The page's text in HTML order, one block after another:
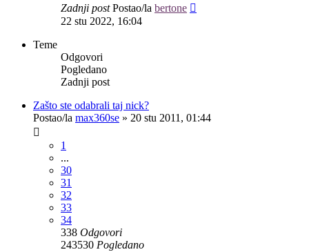
Zadnji postPostao/la bertone
22 stu 2022, 16:04
Teme
Odgovori
Pogledano
Zadnji post
Zašto ste odabrali taj nick?
Postao/la max360se » 20 stu 2011, 01:44
1
...
30
31
32
33
34
338 Odgovori
243530 Pogledano